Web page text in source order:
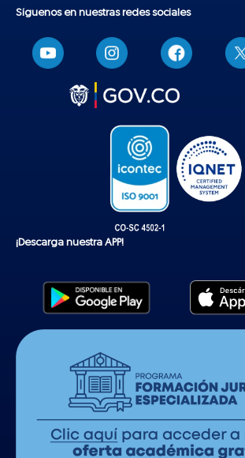
Síguenos en nuestras redes sociales
¡Descarga nuestra APP!